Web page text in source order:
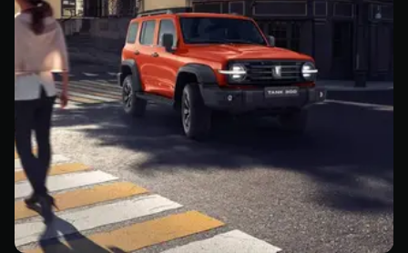
TANK 500
Веди за собой
от 6 499 000 ₽
TANK 700
Сила
от 10 199
TANK Финансы
Корпоративным клиентам
TANK ФИНАНСЫ
TANK Кредит
TANK Лизинг
TANK Страхование
Сервис
Специальные предложения
Моторные масла
ЦИФРОВЫЕ СЕРВИСЫ TANK
Цифровые сервисы TANK
Подписки